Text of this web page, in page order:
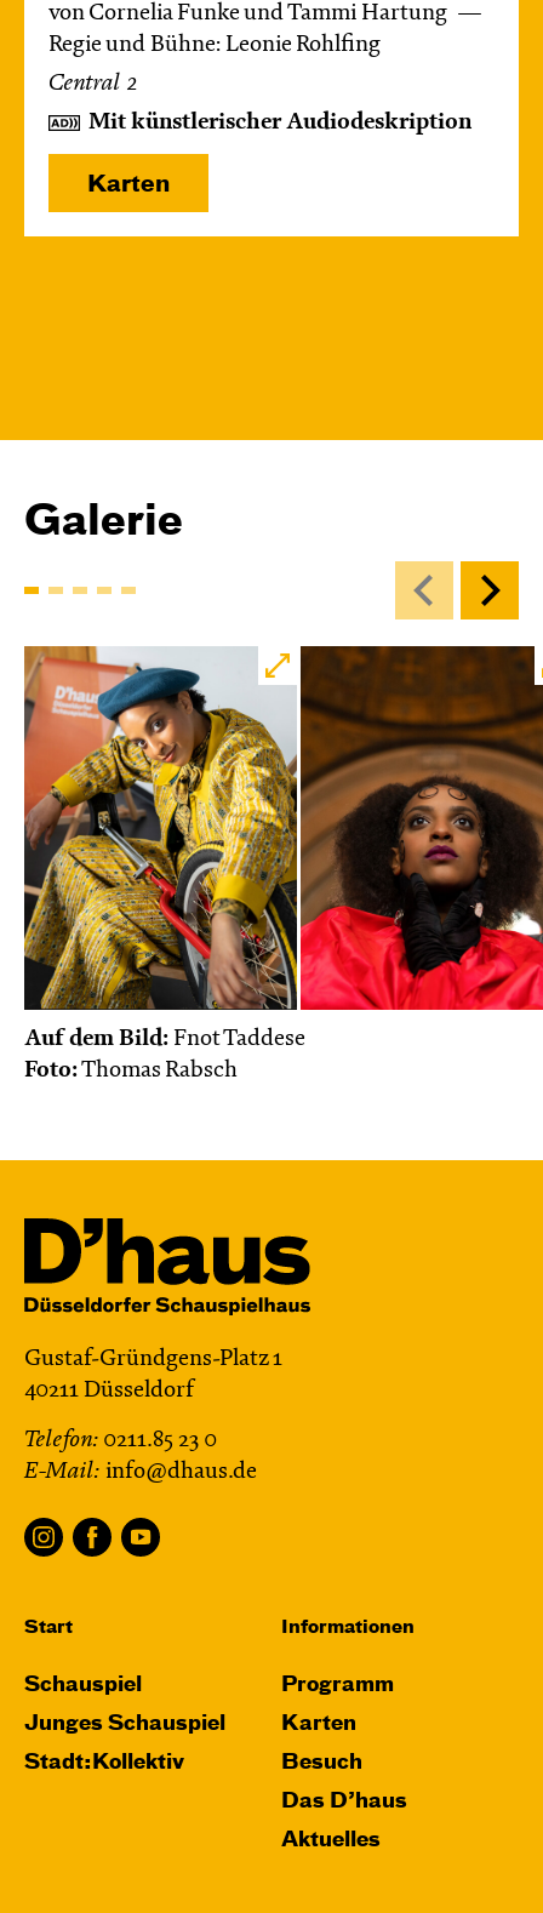
von Cornelia Funke und Tammi Hartung
Regie und Bühne: Leonie Rohlfing
Central 2
Mit künstlerischer Audiodeskription
Karten
Galerie
Auf dem Bild: Fnot Taddese
Foto:Thomas Rabsch
Gustaf-Gründgens-Platz 1
40211 Düsseldorf
Telefon: 0211.85 23 0
E-Mail: info@dhaus.de
Start
Schauspiel
Junges Schauspiel
Stadt:Kollektiv
Informationen
Programm
Karten
Besuch
Das D’haus
Aktuelles